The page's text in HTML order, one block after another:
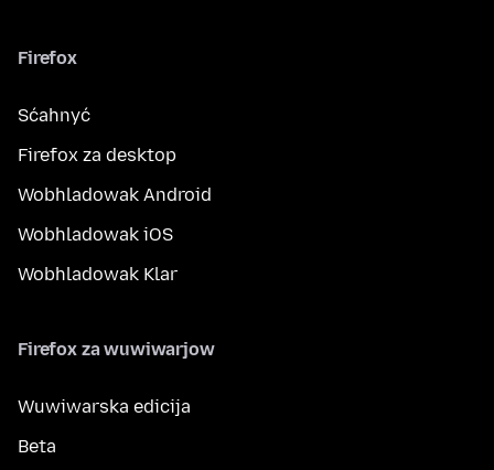
Firefox
Sćahnyć
Firefox za desktop
Wobhladowak Android
Wobhladowak iOS
Wobhladowak Klar
Firefox za wuwiwarjow
Wuwiwarska edicija
Beta